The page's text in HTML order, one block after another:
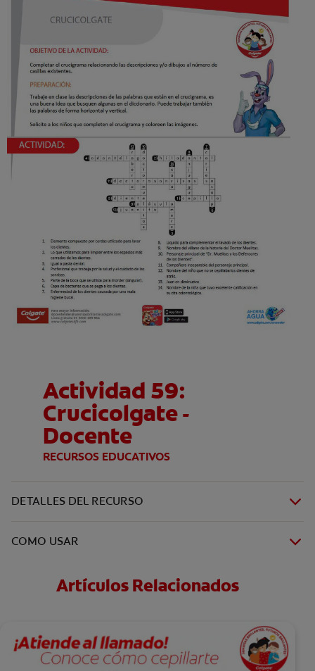
CHEQUEO DE SALUD BUCAL
SELECCIÓN DE PRODUCTOS
PARA PROFESIONALES
CUPONES
Actividad 59:
Crucicolgate -
Docente
RECURSOS EDUCATIVOS
DETALLES DEL RECURSO
COMO USAR
Artículos Relacionados